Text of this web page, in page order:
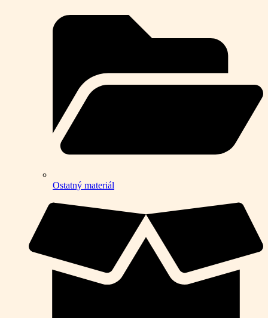
Ostatný materiál